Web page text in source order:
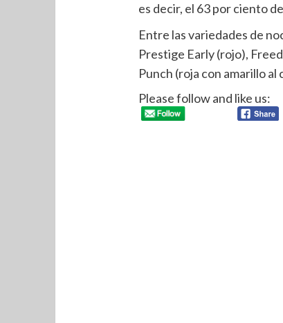
es decir, el 63 por ciento
Entre las variedades de
Prestige Early (rojo),
Punch (roja con amarillo al
Please follow and like us: